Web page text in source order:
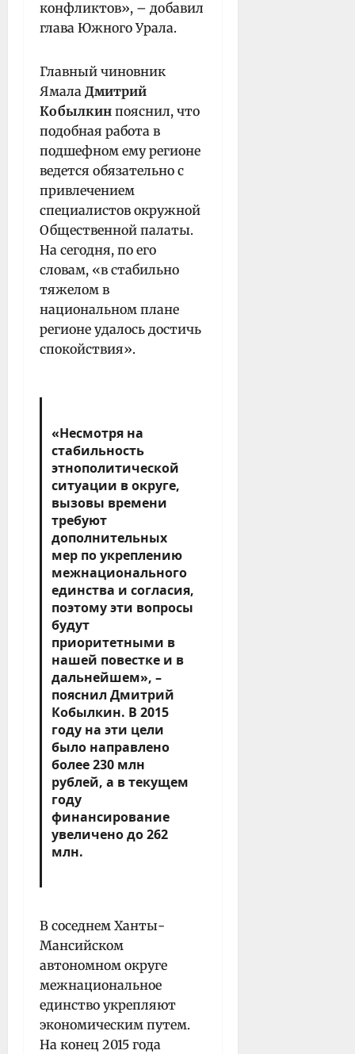
конфликтов», – добавил
глава Южного Урала.
Главный чиновник
Ямала Дмитрий
Кобылкин пояснил, что
подобная работа в
подшефном ему регионе
ведется обязательно с
привлечением
специалистов окружной
Общественной палаты.
На сегодня, по его
словам, «в стабильно
тяжелом в
национальном плане
регионе удалось достичь
спокойствия».
«Несмотря на
стабильность
этнополитической
ситуации в округе,
вызовы времени
требуют
дополнительных
мер по укреплению
межнационального
единства и согласия,
поэтому эти вопросы
будут
приоритетными в
нашей повестке и в
дальнейшем», –
пояснил Дмитрий
Кобылкин. В 2015
году на эти цели
было направлено
более 230 млн
рублей, а в текущем
году
финансирование
увеличено до 262
млн.
В соседнем Ханты-
Мансийском
автономном округе
межнациональное
единство укрепляют
экономическим путем.
На конец 2015 года